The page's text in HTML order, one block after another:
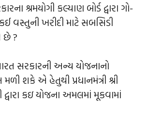
શ્રમયોગી કલ્યાણ બોર્ડ દ્વારા ગો-
કઈ વસ્તુની ખરીદી માટે સબસિડી
?
સરકારની અન્ય યોજનાનો
શકે એ હેતુથી પ્રધાનમંત્રી શ્રી
દ્વારા કઇ યોજના અમલમાં મૂકવામાં